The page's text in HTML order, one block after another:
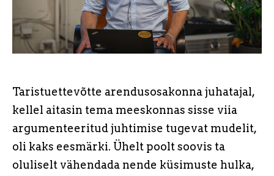
Taristuettevõtte arendusosakonna juhatajal,
kellel aitasin tema meeskonnas sisse viia
argumenteeritud juhtimise tugevat mudelit,
oli kaks eesmärki. Ühelt poolt soovis ta
oluliselt vähendada nende küsimuste hulka,